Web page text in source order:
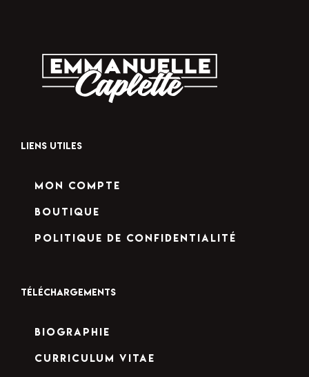
LIENS UTILES
Mon compte
Boutique
Politique de confidentialité
TÉLÉCHARGEMENTS
Biographie
Curriculum Vitae